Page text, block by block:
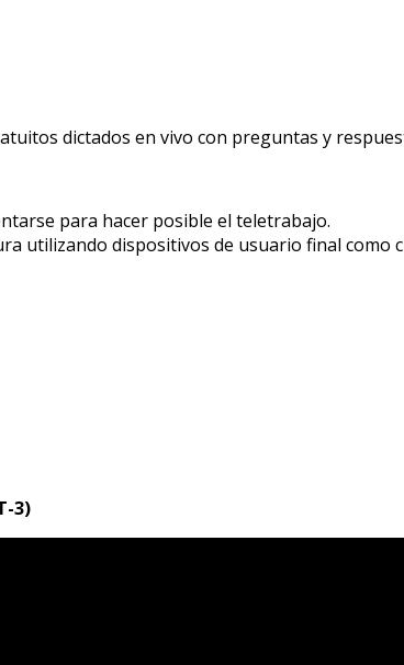
dictados en vivo con preguntas y
para hacer posible el teletrabajo.
utilizando dispositivos de usuario final como
3)